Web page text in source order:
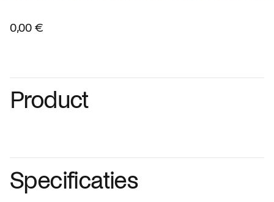
0,00 €
Product
Specificaties